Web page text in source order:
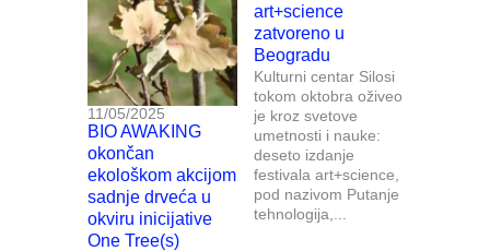
11/05/2025
BIO AWAKING
okončan
ekološkom akcijom
sadnje drveća u
okviru inicijative
One Tree(s)
art+science
zatvoreno u
Beogradu
Kulturni centar Silosi
tokom oktobra oživeo
je kroz svetove
umetnosti i nauke:
deseto izdanje
festivala art+science,
pod nazivom Putanje
tehnologija,...